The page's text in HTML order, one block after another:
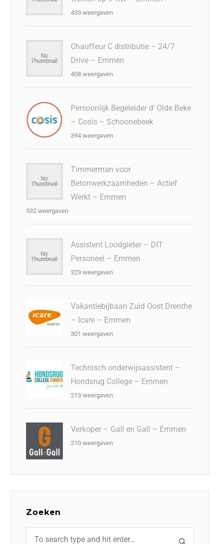
433 weergaven
Chauffeur C distributie – 24/7
Drive – Emmen
408 weergaven
Persoonlijk Begeleider d’ Olde Beke
– Cosis – Schoonebeek
394 weergaven
Timmerman voor
Betonwerkzaamheden – Actief
Werkt – Emmen
332 weergaven
Assistent Loodgieter – DIT
Personeel – Emmen
329 weergaven
Vakantiebijbaan Zuid Oost Drenthe
– Icare – Emmen
301 weergaven
Technisch onderwijsassistent –
Hondsrug College – Emmen
213 weergaven
Verkoper – Gall en Gall – Emmen
210 weergaven
Zoeken